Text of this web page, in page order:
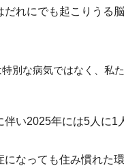
だれにでも起こりうる脳
別な病気ではなく、私
伴い2025年には5人に1
になっても住み慣れた